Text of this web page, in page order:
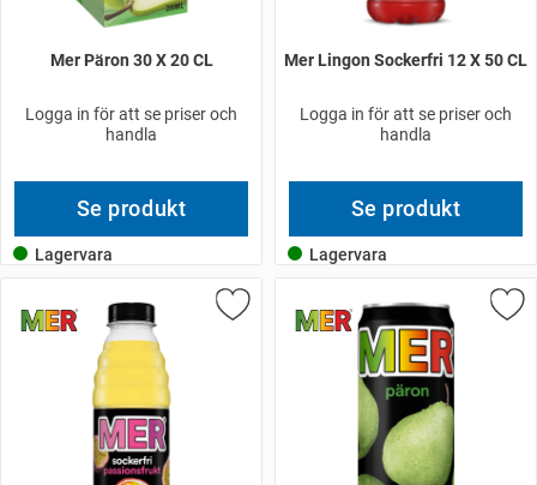
Mer Päron 30 X 20 CL
Logga in för att se priser och
handla
Se produkt
Lagervara
Mer Lingon Sockerfri 12 X 50 CL
Logga in för att se priser och
handla
Se produkt
Lagervara